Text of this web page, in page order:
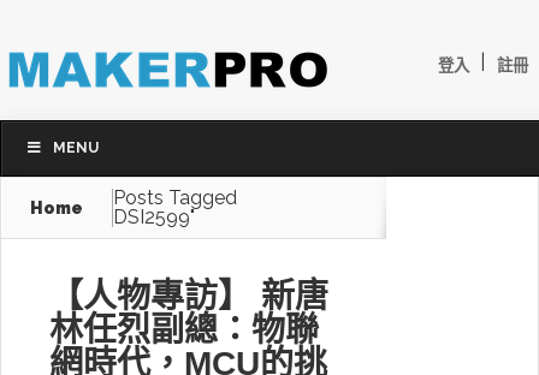
登入 註冊
MENU
Home
Posts Tagged
DSI2599"
【人物專訪】 新唐
林任烈副總：物聯
網時代，MCU的挑